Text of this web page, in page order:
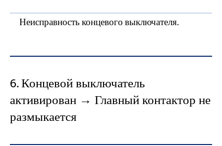
Неисправность концевого выключателя.
6. Концевой выключатель
активирован → Главный контактор не
размыкается